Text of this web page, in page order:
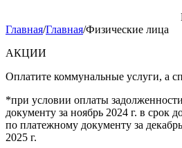
Главная/Главная/Физические лица
АКЦИИ
Оплатите коммунальные услуги, а
*при условии оплаты
документу за ноябрь 2024 г. в срок
по платежному документу за
2025 г.